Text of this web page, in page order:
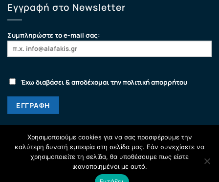
Εγγραφή στο Newsletter
Συμπληρώστε το e-mail σας:
Έχω διαβάσει & αποδέχομαι την πολιτική απορρήτου
Χρησιμοποιούμε cookies για να σας προσφέρουμε την
καλύτερη δυνατή εμπειρία στη σελίδα μας. Εάν συνεχίσετε να
χρησιμοποιείτε τη σελίδα, θα υποθέσουμε πως είστε
ικανοποιημένοι με αυτό.